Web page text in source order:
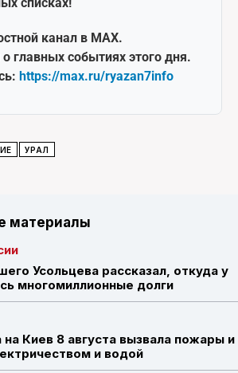
канал в MAX.
главных событиях этого дня.
https://max.ru/ryazan7info
УРАЛ
материалы
Усольцева рассказал, откуда у
многомиллионные долги
на Киев 8 августа вызвала пожары и
и водой